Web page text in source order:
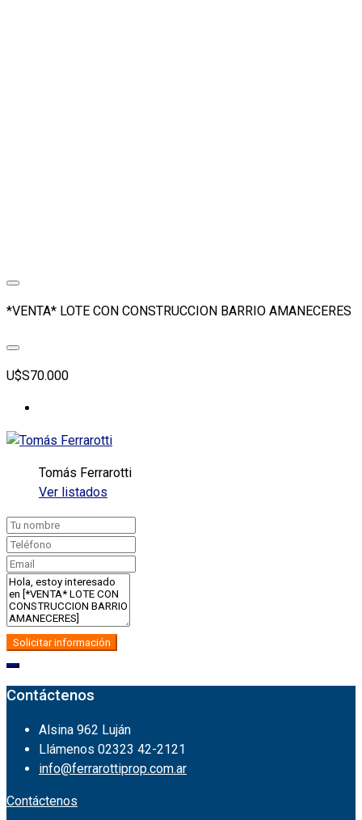
*VENTA* LOTE CON CONSTRUCCION BARRIO AMANECERES
U$S70.000
Tomás Ferrarotti
Ver listados
Solicitar información
Contáctenos
Alsina 962 Luján
Llámenos 02323 42-2121
info@ferrarottiprop.com.ar
Contáctenos